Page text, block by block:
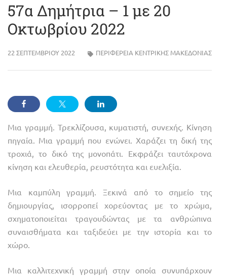
57α Δημήτρια – 1 με 20
Οκτωβρίου 2022
22 ΣΕΠΤΕΜΒΡΊΟΥ 2022 ΠΕΡΙΦΈΡΕΙΑ ΚΕΝΤΡΙΚΉΣ ΜΑΚΕΔΟΝΊΑΣ
Μια γραμμή. Τρεκλίζουσα, κυματιστή, συνεχής. Κίνηση
πηγαία. Μια γραμμή που ενώνει. Χαράζει τη δική της
τροχιά, το δικό της μονοπάτι. Εκφράζει ταυτόχρονα
κίνηση και ελευθερία, ρευστότητα και ευελιξία.
Μια καμπύλη γραμμή. Ξεκινά από το σημείο της
δημιουργίας, ισορροπεί χορεύοντας με το χρώμα,
σχηματοποιείται τραγουδώντας με τα ανθρώπινα
συναισθήματα και ταξιδεύει με την ιστορία και το
χώρο.
Μια καλλιτεχνική γραμμή στην οποία συνυπάρχουν